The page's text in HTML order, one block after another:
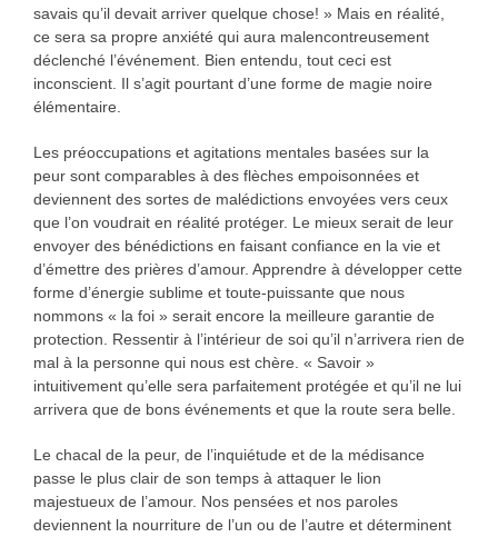
savais qu’il devait arriver quelque chose! » Mais en réalité,
ce sera sa propre anxiété qui aura malencontreusement
déclenché l’événement. Bien entendu, tout ceci est
inconscient. Il s’agit pourtant d’une forme de magie noire
élémentaire.
Les préoccupations et agitations mentales basées sur la
peur sont comparables à des flèches empoisonnées et
deviennent des sortes de malédictions envoyées vers ceux
que l’on voudrait en réalité protéger. Le mieux serait de leur
envoyer des bénédictions en faisant confiance en la vie et
d’émettre des prières d’amour. Apprendre à développer cette
forme d’énergie sublime et toute-puissante que nous
nommons « la foi » serait encore la meilleure garantie de
protection. Ressentir à l’intérieur de soi qu’il n’arrivera rien de
mal à la personne qui nous est chère. « Savoir »
intuitivement qu’elle sera parfaitement protégée et qu’il ne lui
arrivera que de bons événements et que la route sera belle.
Le chacal de la peur, de l’inquiétude et de la médisance
passe le plus clair de son temps à attaquer le lion
majestueux de l’amour. Nos pensées et nos paroles
deviennent la nourriture de l’un ou de l’autre et déterminent